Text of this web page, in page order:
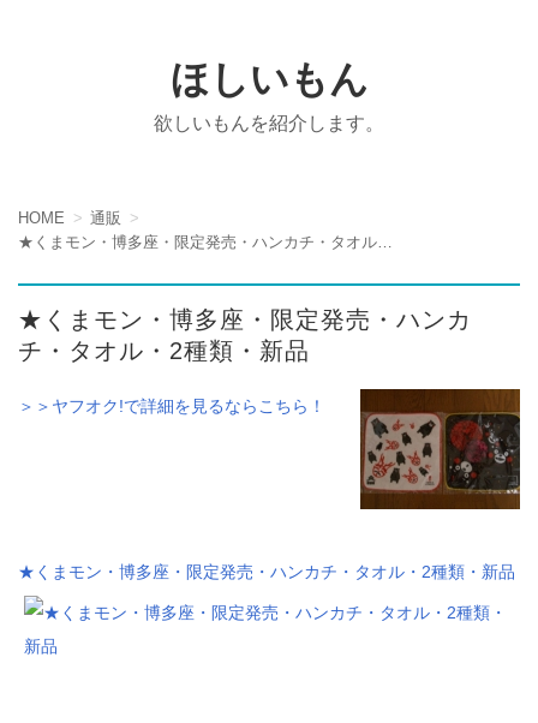
ほしいもん
欲しいもんを紹介します。
HOME
通販
★くまモン・博多座・限定発売・ハンカ
チ・タオル・2種類・新品
＞＞ヤフオク!で詳細を見るならこちら！
★くまモン・博多座・限定発売・ハンカチ・タオル・2種類・新品